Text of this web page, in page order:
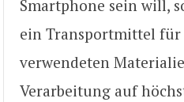
Smartphone sein will,
ein Transportmittel für
verwendeten
Verarbeitung auf